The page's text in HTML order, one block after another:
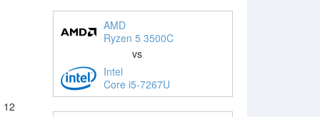
12
AMD
Ryzen 5 3500C
vs
Intel
Core i5-7267U